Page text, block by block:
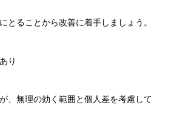
とることから改善に着手しましょう。
り
、無理の効く範囲と個人差を考慮して